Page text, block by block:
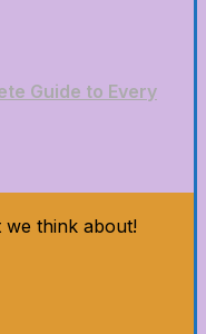
Guide to Every
we think about!